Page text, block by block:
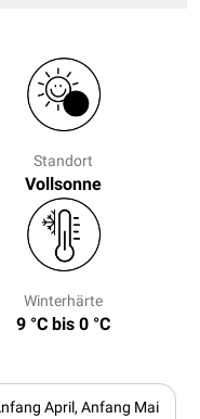
Standort
Vollsonne
Winterhärte
9 °C bis 0 °C
April, Anfang Mai